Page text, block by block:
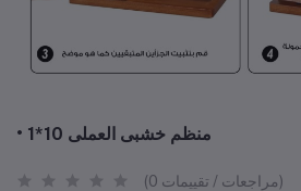
• منظم خشبى العملى 10*1
(0 مراجعات / تقييمات)